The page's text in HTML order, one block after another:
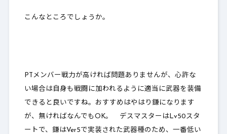
こんなところでしょうか。
PTメンバー戦力が高ければ問題ありませんが、心許な
い場合は自身も戦闘に加われるように適当に武器を装備
できると良いですね。おすすめはやはり鎌になります
が、無ければなんでもOK。 デスマスターはLv50スタ
ートで、鎌はVer5で実装された武器種のため、一番低い